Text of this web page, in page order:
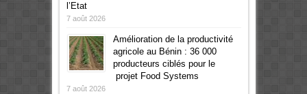
l’Etat
7 août 2026
Amélioration de la productivité
agricole au Bénin : 36 000
producteurs ciblés pour le
projet Food Systems
7 août 2026